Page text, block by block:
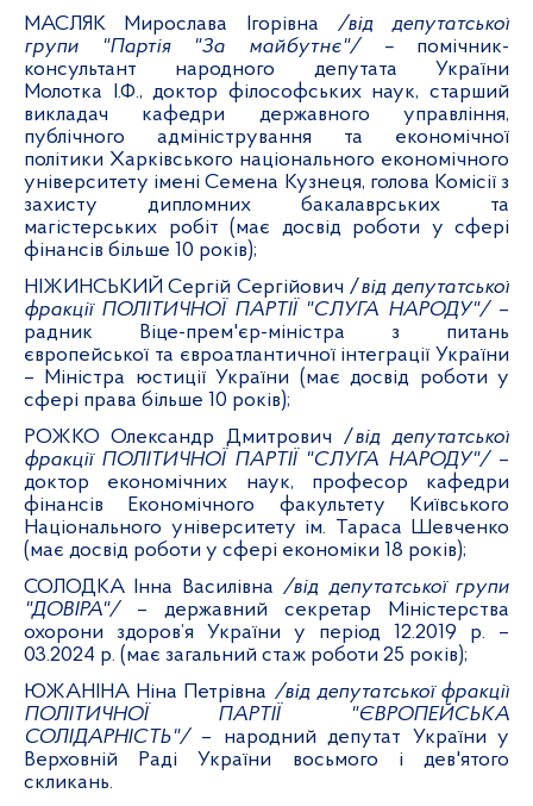
МАСЛЯК Мирослава Ігорівна /від депутатської
групи "Партія "За майбутнє"/ – помічник-
консультант народного депутата України
Молотка І.Ф., доктор філософських наук, старший
викладач кафедри державного управління,
публічного адміністрування та економічної
політики Харківського національного економічного
університету імені Семена Кузнеця, голова Комісії з
захисту дипломних бакалаврських та
магістерських робіт (має досвід роботи у сфері
фінансів більше 10 років);
НІЖИНСЬКИЙ Сергій Сергійович /від депутатської
фракції ПОЛІТИЧНОЇ ПАРТІЇ "СЛУГА НАРОДУ"/–
радник Віце-прем'єр-міністра з питань
європейської та євроатлантичної інтеграції України
– Міністра юстиції України (має досвід роботи у
сфері права більше 10 років);
РОЖКО Олександр Дмитрович /від депутатської
фракції ПОЛІТИЧНОЇ ПАРТІЇ "СЛУГА НАРОДУ"/–
доктор економічних наук, професор кафедри
фінансів Економічного факультету Київського
Національного університету ім. Тараса Шевченко
(має досвід роботи у сфері економіки 18 років);
СОЛОДКА Інна Василівна /від депутатської групи
"ДОВІРА"/ – державний секретар Міністерства
охорони здоров’я України у період 12.2019 р. –
03.2024 р. (має загальний стаж роботи 25 років);
ЮЖАНІНА Ніна Петрівна /від депутатської фракції
ПОЛІТИЧНОЇ ПАРТІЇ "ЄВРОПЕЙСЬКА
СОЛІДАРНІСТЬ"/– народний депутат України у
Верховній Раді України восьмого і дев'ятого
скликань.